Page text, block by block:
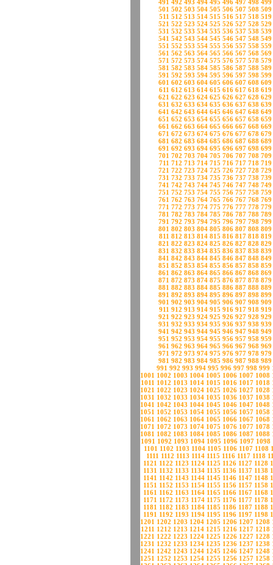
491 492 493 494 495 496 497 498 499
501 502 503 504 505 506 507 508 509
511 512 513 514 515 516 517 518 519
521 522 523 524 525 526 527 528 529
531 532 533 534 535 536 537 538 539
541 542 543 544 545 546 547 548 549
551 552 553 554 555 556 557 558 559
561 562 563 564 565 566 567 568 569
571 572 573 574 575 576 577 578 579
581 582 583 584 585 586 587 588 589
591 592 593 594 595 596 597 598 599
601 602 603 604 605 606 607 608 609
611 612 613 614 615 616 617 618 619
621 622 623 624 625 626 627 628 629
631 632 633 634 635 636 637 638 639
641 642 643 644 645 646 647 648 649
651 652 653 654 655 656 657 658 659
661 662 663 664 665 666 667 668 669
671 672 673 674 675 676 677 678 679
681 682 683 684 685 686 687 688 689
691 692 693 694 695 696 697 698 699
701 702 703 704 705 706 707 708 709
711 712 713 714 715 716 717 718 719
721 722 723 724 725 726 727 728 729
731 732 733 734 735 736 737 738 739
741 742 743 744 745 746 747 748 749
751 752 753 754 755 756 757 758 759
761 762 763 764 765 766 767 768 769
771 772 773 774 775 776 777 778 779
781 782 783 784 785 786 787 788 789
791 792 793 794 795 796 797 798 799
801 802 803 804 805 806 807 808 809
811 812 813 814 815 816 817 818 819
821 822 823 824 825 826 827 828 829
831 832 833 834 835 836 837 838 839
841 842 843 844 845 846 847 848 849
851 852 853 854 855 856 857 858 859
861 862 863 864 865 866 867 868 869
871 872 873 874 875 876 877 878 879
881 882 883 884 885 886 887 888 889
891 892 893 894 895 896 897 898 899
901 902 903 904 905 906 907 908 909
911 912 913 914 915 916 917 918 919
921 922 923 924 925 926 927 928 929
931 932 933 934 935 936 937 938 939
941 942 943 944 945 946 947 948 949
951 952 953 954 955 956 957 958 959
961 962 963 964 965 966 967 968 969
971 972 973 974 975 976 977 978 979
981 982 983 984 985 986 987 988 989
991 992 993 994 995 996 997 998 999
1001 1002 1003 1004 1005 1006 1007 1008
1011 1012 1013 1014 1015 1016 1017 1018
1021 1022 1023 1024 1025 1026 1027 1028
1031 1032 1033 1034 1035 1036 1037 1038
1041 1042 1043 1044 1045 1046 1047 1048
1051 1052 1053 1054 1055 1056 1057 1058
1061 1062 1063 1064 1065 1066 1067 1068
1071 1072 1073 1074 1075 1076 1077 1078
1081 1082 1083 1084 1085 1086 1087 1088
1091 1092 1093 1094 1095 1096 1097 1098
1101 1102 1103 1104 1105 1106 1107 1108
1111 1112 1113 1114 1115 1116 1117 1118
1121 1122 1123 1124 1125 1126 1127 1128
1131 1132 1133 1134 1135 1136 1137 1138
1141 1142 1143 1144 1145 1146 1147 1148
1151 1152 1153 1154 1155 1156 1157 1158
1161 1162 1163 1164 1165 1166 1167 1168
1171 1172 1173 1174 1175 1176 1177 1178
1181 1182 1183 1184 1185 1186 1187 1188
1191 1192 1193 1194 1195 1196 1197 1198
1201 1202 1203 1204 1205 1206 1207 1208
1211 1212 1213 1214 1215 1216 1217 1218
1221 1222 1223 1224 1225 1226 1227 1228
1231 1232 1233 1234 1235 1236 1237 1238
1241 1242 1243 1244 1245 1246 1247 1248
1251 1252 1253 1254 1255 1256 1257 1258